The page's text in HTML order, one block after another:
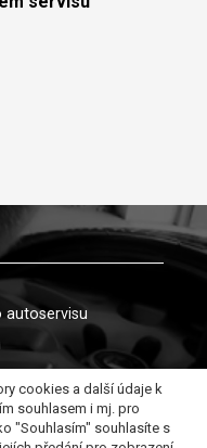
autoservisu
cookies a další údaje k
souhlasem i mj. pro
"Souhlasím" souhlasíte s